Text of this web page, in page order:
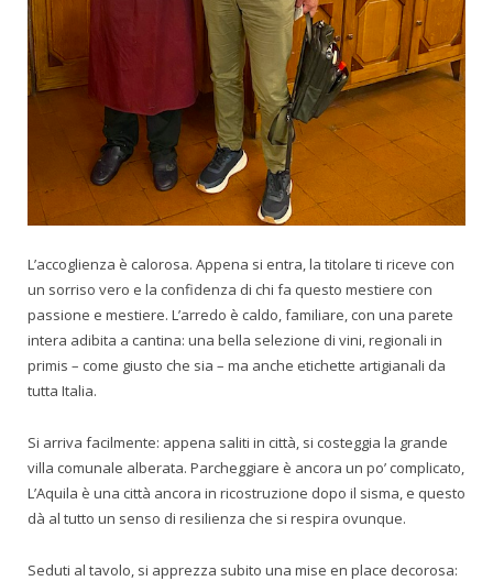
L’accoglienza è calorosa. Appena si entra, la titolare ti riceve con
un sorriso vero e la confidenza di chi fa questo mestiere con
passione e mestiere. L’arredo è caldo, familiare, con una parete
intera adibita a cantina: una bella selezione di vini, regionali in
primis – come giusto che sia – ma anche etichette artigianali da
tutta Italia.
Si arriva facilmente: appena saliti in città, si costeggia la grande
villa comunale alberata. Parcheggiare è ancora un po’ complicato,
L’Aquila è una città ancora in ricostruzione dopo il sisma, e questo
dà al tutto un senso di resilienza che si respira ovunque.
Seduti al tavolo, si apprezza subito una mise en place decorosa: